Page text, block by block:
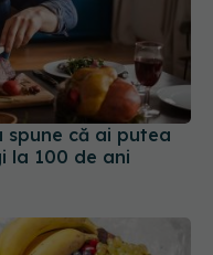
că ai putea
la 100 de ani